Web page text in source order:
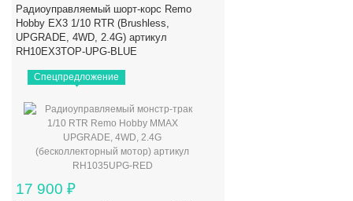
Радиоуправляемый шорт-корс Remo
Hobby EX3 1/10 RTR (Brushless,
UPGRADE, 4WD, 2.4G) артикул
RH10EX3TOP-UPG-BLUE
Спецпредложение
17 900 ₽